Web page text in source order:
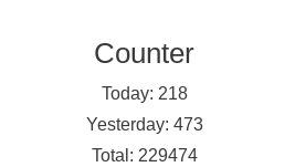
Counter
Today: 218
Yesterday: 473
Total: 229474